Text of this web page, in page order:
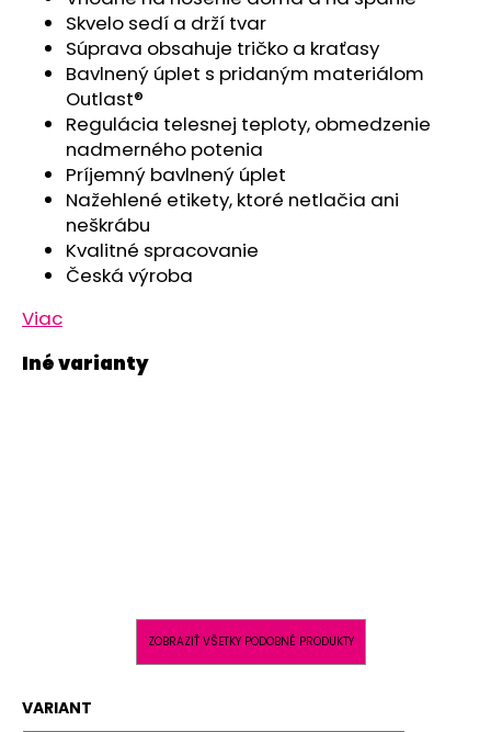
Skvelo sedí a drží tvar
Súprava obsahuje tričko a kraťasy
Bavlnený úplet s pridaným materiálom
Outlast®
Regulácia telesnej teploty, obmedzenie
nadmerného potenia
Príjemný bavlnený úplet
Nažehlené etikety, ktoré netlačia ani
neškrábu
Kvalitné spracovanie
Česká výroba
Viac
ZOBRAZIŤ VŠETKY PODOBNÉ PRODUKTY
VARIANT
ZAVINOVAČKA
ZAVÄZOVACIA
PEVNÝ
CHRBÁT
ANGEL
OUTLAST®
KRÉMOVÁ
FARMA